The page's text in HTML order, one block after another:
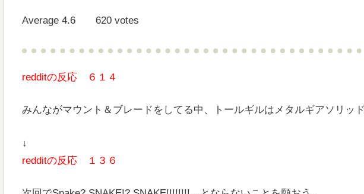
Average 4.6 620 votes
redditの反応 ６１４
みんながマウント＆ブレードをしてる中、トールギルはメタルギアソリッ
↓
redditの反応 １３６